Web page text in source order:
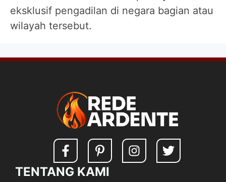
eksklusif pengadilan di negara bagian atau
wilayah tersebut.
TENTANG KAMI